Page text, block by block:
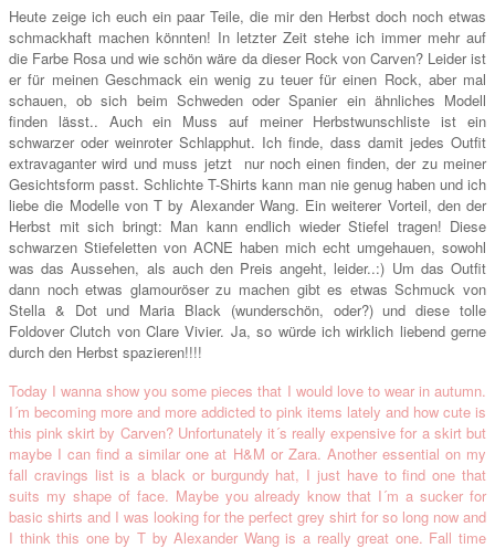
Heute zeige ich euch ein paar Teile, die mir den Herbst doch noch etwas
schmackhaft machen könnten! In letzter Zeit stehe ich immer mehr auf
die Farbe Rosa und wie schön wäre da dieser Rock von Carven? Leider ist
er für meinen Geschmack ein wenig zu teuer für einen Rock, aber mal
schauen, ob sich beim Schweden oder Spanier ein ähnliches Modell
finden lässt.. Auch ein Muss auf meiner Herbstwunschliste ist ein
schwarzer oder weinroter Schlapphut. Ich finde, dass damit jedes Outfit
extravaganter wird und muss jetzt nur noch einen finden, der zu meiner
Gesichtsform passt. Schlichte T-Shirts kann man nie genug haben und ich
liebe die Modelle von T by Alexander Wang. Ein weiterer Vorteil, den der
Herbst mit sich bringt: Man kann endlich wieder Stiefel tragen! Diese
schwarzen Stiefeletten von ACNE haben mich echt umgehauen, sowohl
was das Aussehen, als auch den Preis angeht, leider..:) Um das Outfit
dann noch etwas glamouröser zu machen gibt es etwas Schmuck von
Stella & Dot und Maria Black (wunderschön, oder?) und diese tolle
Foldover Clutch von Clare Vivier. Ja, so würde ich wirklich liebend gerne
durch den Herbst spazieren!!!!
Today I wanna show you some pieces that I would love to wear in autumn.
I´m becoming more and more addicted to pink items lately and how cute is
this pink skirt by Carven? Unfortunately it´s really expensive for a skirt but
maybe I can find a similar one at H&M or Zara. Another essential on my
fall cravings list is a black or burgundy hat, I just have to find one that
suits my shape of face. Maybe you already know that I´m a sucker for
basic shirts and I was looking for the perfect grey shirt for so long now and
I think this one by T by Alexander Wang is a really great one. Fall time